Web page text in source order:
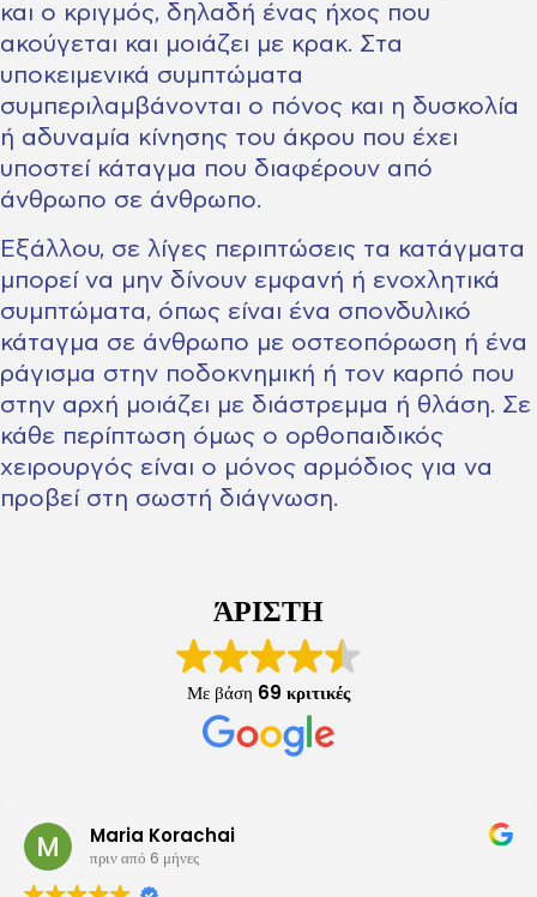
και ο κριγμός, δηλαδή ένας ήχος που
ακούγεται και μοιάζει με κρακ. Στα
υποκειμενικά συμπτώματα
συμπεριλαμβάνονται ο πόνος και η δυσκολία
ή αδυναμία κίνησης του άκρου που έχει
υποστεί κάταγμα που διαφέρουν από
άνθρωπο σε άνθρωπο.
Εξάλλου, σε λίγες περιπτώσεις τα κατάγματα
μπορεί να μην δίνουν εμφανή ή ενοχλητικά
συμπτώματα, όπως είναι ένα σπονδυλικό
κάταγμα σε άνθρωπο με οστεοπόρωση ή ένα
ράγισμα στην ποδοκνημική ή τον καρπό που
στην αρχή μοιάζει με διάστρεμμα ή θλάση. Σε
κάθε περίπτωση όμως ο ορθοπαιδικός
χειρουργός είναι ο μόνος αρμόδιος για να
προβεί στη σωστή διάγνωση.
ΆΡΙΣΤΗ
Με βάση 69 κριτικές
Maria Korachai
πριν από 6 μήνες